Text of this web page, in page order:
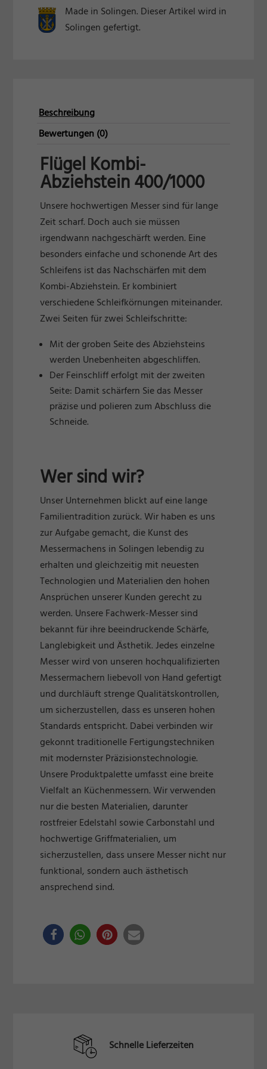
Made in Solingen. Dieser Artikel wird in
Solingen gefertigt.
Beschreibung
Bewertungen (0)
Flügel Kombi-
Abziehstein 400/1000
Unsere hochwertigen Messer sind für lange
Zeit scharf. Doch auch sie müssen
irgendwann nachgeschärft werden. Eine
besonders einfache und schonende Art des
Schleifens ist das Nachschärfen mit dem
Kombi-Abziehstein. Er kombiniert
verschiedene Schleifkörnungen miteinander.
Zwei Seiten für zwei Schleifschritte:
Mit der groben Seite des Abziehsteins
werden Unebenheiten abgeschliffen.
Der Feinschliff erfolgt mit der zweiten
Seite: Damit schärfern Sie das Messer
präzise und polieren zum Abschluss die
Schneide.
Wer sind wir?
Unser Unternehmen blickt auf eine lange
Familientradition zurück. Wir haben es uns
zur Aufgabe gemacht, die Kunst des
Messermachens in Solingen lebendig zu
erhalten und gleichzeitig mit neuesten
Technologien und Materialien den hohen
Ansprüchen unserer Kunden gerecht zu
werden. Unsere Fachwerk-Messer sind
bekannt für ihre beeindruckende Schärfe,
Langlebigkeit und Ästhetik. Jedes einzelne
Messer wird von unseren hochqualifizierten
Messermachern liebevoll von Hand gefertigt
und durchläuft strenge Qualitätskontrollen,
um sicherzustellen, dass es unseren hohen
Standards entspricht. Dabei verbinden wir
gekonnt traditionelle Fertigungstechniken
mit modernster Präzisionstechnologie.
Unsere Produktpalette umfasst eine breite
Vielfalt an Küchenmessern. Wir verwenden
nur die besten Materialien, darunter
rostfreier Edelstahl sowie Carbonstahl und
hochwertige Griffmaterialien, um
sicherzustellen, dass unsere Messer nicht nur
funktional, sondern auch ästhetisch
ansprechend sind.
Schnelle Lieferzeiten
Inhalte von Videoplattformen und Social-Media-Plattformen werden
standardmäßig blockiert. Wenn Cookies von externen Medien akzeptiert
werden, bedarf der Zugriff auf diese Inhalte keiner manuellen Einwilligung